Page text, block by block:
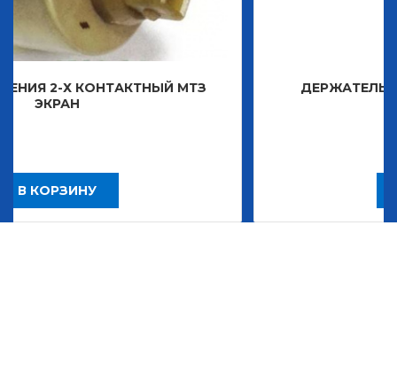
МТЗ ДЕРЖАТЕЛЬ ЗНАКА